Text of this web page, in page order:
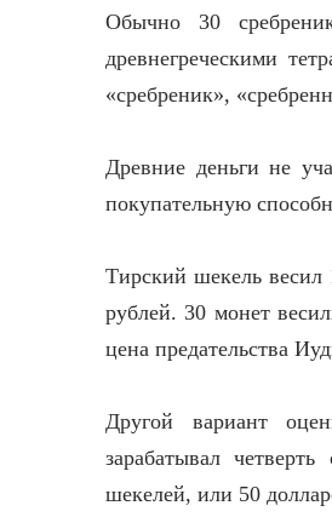
Обычно 30
древнегреческими
«сребреник»,
Древние деньги не
покупательную
Тирский шекель весил
рублей. 30 монет
цена предательства
Другой вариант
зарабатывал
шекелей, или 50